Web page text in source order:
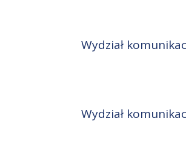
Wydział
Wydział